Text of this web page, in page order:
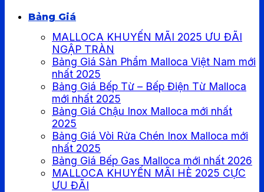
Bảng Giá
MALLOCA KHUYẾN MÃI 2025 ƯU ĐÃI
NGẬP TRÀN
Bảng Giá Sản Phẩm Malloca Việt Nam mới
nhất 2025
Bảng Giá Bếp Từ – Bếp Điện Từ Malloca
mới nhất 2025
Bảng Giá Chậu Inox Malloca mới nhất
2025
Bảng Giá Vòi Rửa Chén Inox Malloca mới
nhất 2025
Bảng Giá Bếp Gas Malloca mới nhất 2026
MALLOCA KHUYẾN MÃI HÈ 2025 CỰC
ƯU ĐÃI